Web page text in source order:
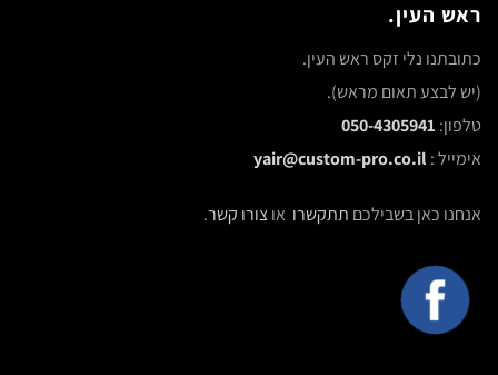
ראש העין.
כתובתנו נלי זקס ראש העין.
(יש לבצע תאום מראש).
טלפון: 050-4305941
אימייל :yair@custom-pro.co.il
אנחנו כאן בשבילכם תתקשרו אוצורו קשר.